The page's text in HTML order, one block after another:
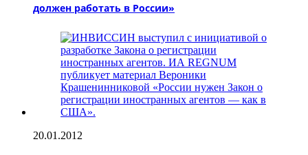
должен работать в России»
20.01.2012